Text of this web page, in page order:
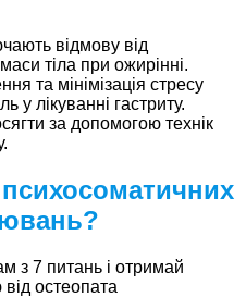
відмову від
тіла при ожирінні.
та мінімізація стресу
у лікуванні гастриту.
за допомогою технік
з 7 питань і отримай
остеопата